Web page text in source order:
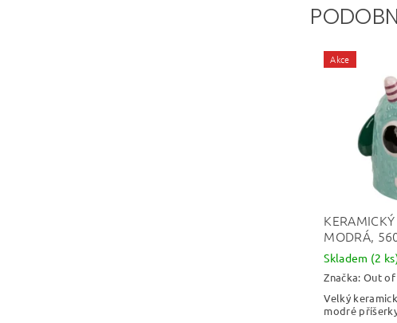
Akce
MODRÁ,
Skladem (2
Značka: Out of
Velký
modré